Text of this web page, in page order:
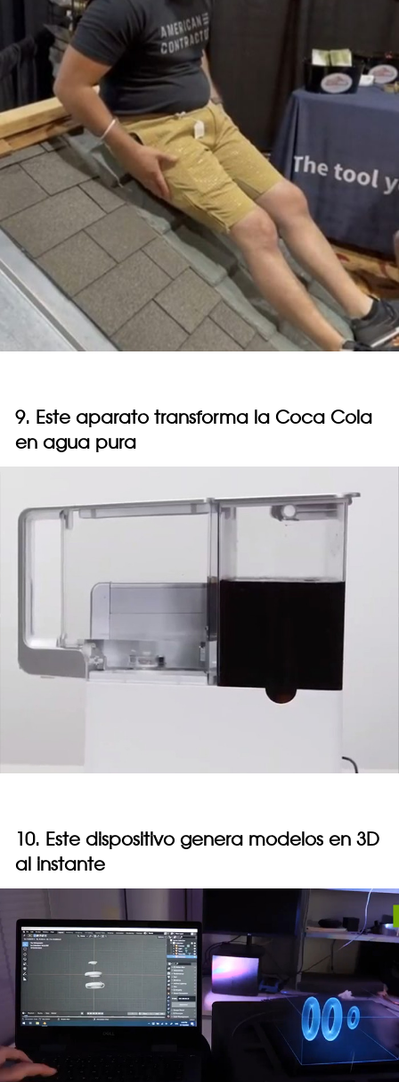
9. Este aparato transforma la Coca Cola
en agua pura
10. Este dispositivo genera modelos en 3D
al instante